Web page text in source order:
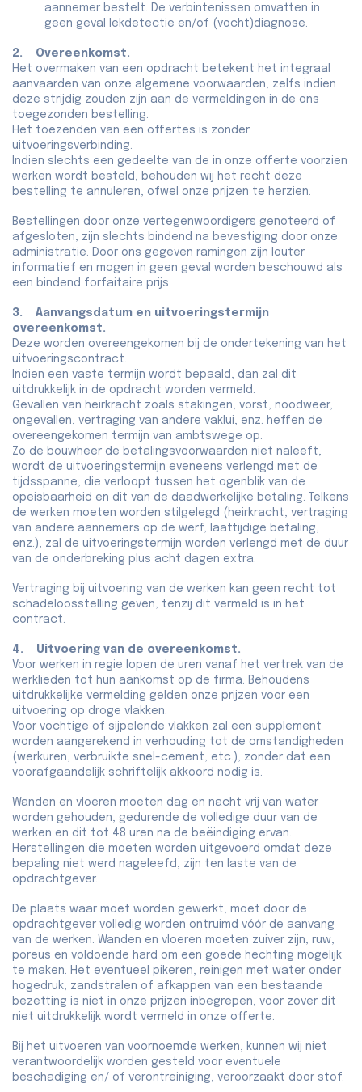
aannemer bestelt. De verbintenissen omvatten in
geen geval lekdetectie en/of (vocht)diagnose.
2. Overeenkomst.
Het overmaken van een opdracht betekent het integraal
aanvaarden van onze algemene voorwaarden, zelfs indien
deze strijdig zouden zijn aan de vermeldingen in de ons
toegezonden bestelling.
Het toezenden van een offertes is zonder
uitvoeringsverbinding.
Indien slechts een gedeelte van de in onze offerte voorzien
werken wordt besteld, behouden wij het recht deze
bestelling te annuleren, ofwel onze prijzen te herzien.
Bestellingen door onze vertegenwoordigers genoteerd of
afgesloten, zijn slechts bindend na bevestiging door onze
administratie. Door ons gegeven ramingen zijn louter
informatief en mogen in geen geval worden beschouwd als
een bindend forfaitaire prijs.
3. Aanvangsdatum en uitvoeringstermijn
overeenkomst.
Deze worden overeengekomen bij de ondertekening van het
uitvoeringscontract.
Indien een vaste termijn wordt bepaald, dan zal dit
uitdrukkelijk in de opdracht worden vermeld.
Gevallen van heirkracht zoals stakingen, vorst, noodweer,
ongevallen, vertraging van andere vaklui, enz. heffen de
overeengekomen termijn van ambtswege op.
Zo de bouwheer de betalingsvoorwaarden niet naleeft,
wordt de uitvoeringstermijn eveneens verlengd met de
tijdsspanne, die verloopt tussen het ogenblik van de
opeisbaarheid en dit van de daadwerkelijke betaling. Telkens
de werken moeten worden stilgelegd (heirkracht, vertraging
van andere aannemers op de werf, laattijdige betaling,
enz.), zal de uitvoeringstermijn worden verlengd met de duur
van de onderbreking plus acht dagen extra.
Vertraging bij uitvoering van de werken kan geen recht tot
schadeloosstelling geven, tenzij dit vermeld is in het
contract.
4. Uitvoering van de overeenkomst.
Voor werken in regie lopen de uren vanaf het vertrek van de
werklieden tot hun aankomst op de firma. Behoudens
uitdrukkelijke vermelding gelden onze prijzen voor een
uitvoering op droge vlakken.
Voor vochtige of sijpelende vlakken zal een supplement
worden aangerekend in verhouding tot de omstandigheden
(werkuren, verbruikte snel-cement, etc.), zonder dat een
voorafgaandelijk schriftelijk akkoord nodig is.
Wanden en vloeren moeten dag en nacht vrij van water
worden gehouden, gedurende de volledige duur van de
werken en dit tot 48 uren na de beëindiging ervan.
Herstellingen die moeten worden uitgevoerd omdat deze
bepaling niet werd nageleefd, zijn ten laste van de
opdrachtgever.
De plaats waar moet worden gewerkt, moet door de
opdrachtgever volledig worden ontruimd vóór de aanvang
van de werken. Wanden en vloeren moeten zuiver zijn, ruw,
poreus en voldoende hard om een goede hechting mogelijk
te maken. Het eventueel pikeren, reinigen met water onder
hogedruk, zandstralen of afkappen van een bestaande
bezetting is niet in onze prijzen inbegrepen, voor zover dit
niet uitdrukkelijk wordt vermeld in onze offerte.
Bij het uitvoeren van voornoemde werken, kunnen wij niet
verantwoordelijk worden gesteld voor eventuele
beschadiging en/ of verontreiniging, veroorzaakt door stof.